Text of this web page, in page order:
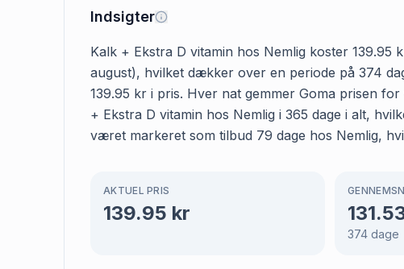
Indsigter
Kalk + Ekstra D vitamin hos Nemlig koster
august), hvilket dækker over en periode på 374
139.95 kr i pris. Hver nat gemmer Goma prisen
+ Ekstra D vitamin hos Nemlig i 365 dage i alt,
været markeret som tilbud 79 dage hos Nemlig,
AKTUEL PRIS
139.95 kr
374 dage